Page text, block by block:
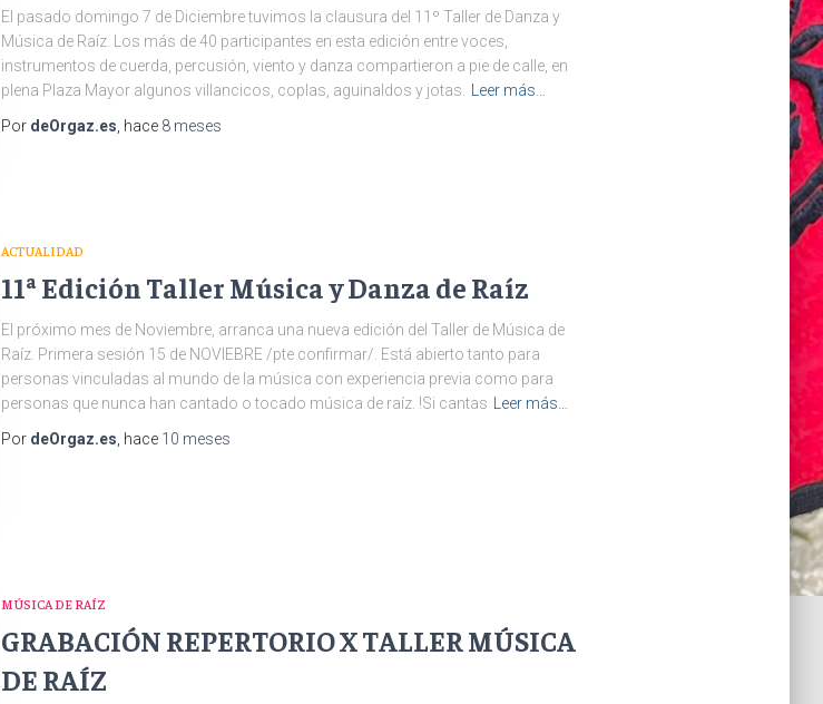
El pasado domingo 7 de Diciembre tuvimos la clausura del 11º Taller de Danza y
Música de Raíz. Los más de 40 participantes en esta edición entre voces,
instrumentos de cuerda, percusión, viento y danza compartieron a pie de calle, en
plena Plaza Mayor algunos villancicos, coplas, aguinaldos y jotas.
Leer más…
Por deOrgaz.es , hace 8 meses
ACTUALIDAD
11ª Edición Taller Música y Danza de Raíz
El próximo mes de Noviembre, arranca una nueva edición del Taller de Música de
Raíz. Primera sesión 15 de NOVIEBRE /pte confirmar/. Está abierto tanto para
personas vinculadas al mundo de la música con experiencia previa como para
personas que nunca han cantado o tocado música de raíz. !Si cantas Leer más…
Por deOrgaz.es, hace 10 meses
MÚSICA DE RAÍZ
GRABACIÓN REPERTORIO X TALLER MÚSICA
DE RAÍZ